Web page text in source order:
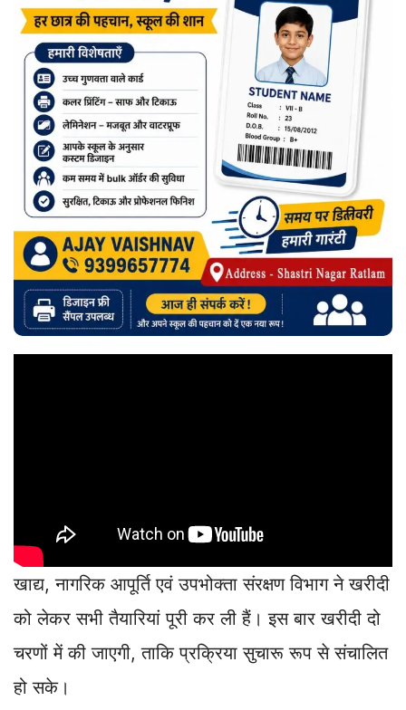
खाद्य, नागरिक आपूर्ति एवं उपभोक्ता संरक्षण विभाग ने खरीदी
को लेकर सभी तैयारियां पूरी कर ली हैं। इस बार खरीदी दो
चरणों में की जाएगी, ताकि प्रक्रिया सुचारू रूप से संचालित
हो सके।